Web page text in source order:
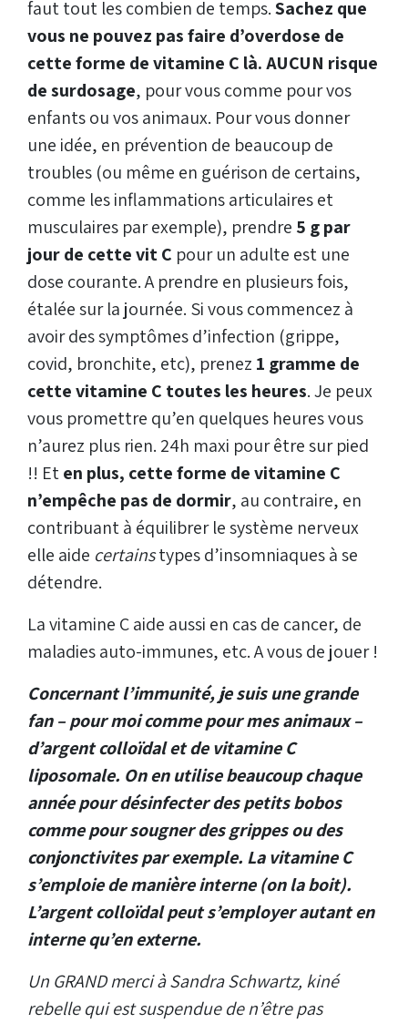
faut tout les combien de temps.Sachez que
vous ne pouvez pas faire d’overdose de
cette forme de vitamine C là. AUCUN risque
de surdosage, pour vous comme pour vos
enfants ou vos animaux. Pour vous donner
une idée, en prévention de beaucoup de
troubles (ou même en guérison de certains,
comme les inflammations articulaires et
musculaires par exemple), prendre 5 g par
jour de cette vit C pour un adulte est une
dose courante. A prendre en plusieurs fois,
étalée sur la journée. Si vous commencez à
avoir des symptômes d’infection (grippe,
covid, bronchite, etc), prenez 1 gramme de
cette vitamine C toutes les heures. Je peux
vous promettre qu’en quelques heures vous
n’aurez plus rien. 24h maxi pour être sur pied
!! Eten plus, cette forme de vitamine C
n’empêche pas de dormir, au contraire, en
contribuant à équilibrer le système nerveux
elle aide certainstypes d’insomniaques à se
détendre.
La vitamine C aide aussi en cas de cancer, de
maladies auto-immunes, etc. A vous de jouer !
Concernant l’immunité, je suis une grande
fan – pour moi comme pour mes animaux –
d’argent colloïdal et de vitamine C
liposomale. On en utilise beaucoup chaque
année pour désinfecter des petits bobos
comme pour sougner des grippes ou des
conjonctivites par exemple. La vitamine C
s’emploie de manière interne (on la boit).
L’argent colloïdal peut s’employer autant en
interne qu’en externe.
Un GRAND merci à Sandra Schwartz, kiné
rebelle qui est suspendue de n’être pas